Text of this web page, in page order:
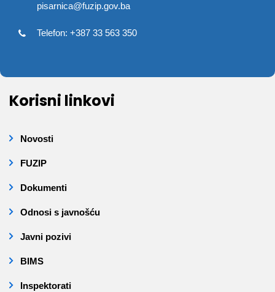
pisarnica@fuzip.gov.ba
Telefon: +387 33 563 350
Korisni linkovi
Novosti
FUZIP
Dokumenti
Odnosi s javnošću
Javni pozivi
BIMS
Inspektorati